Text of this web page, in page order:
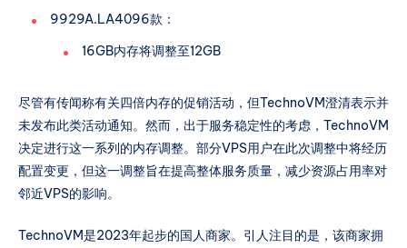
9929A.LA4096款：
16GB内存将调整至12GB
尽管有传闻称有关四倍内存的促销活动，但TechnoVM澄清表示并
未发布此类活动通知。然而，出于服务稳定性的考虑，TechnoVM
决定进行这一系列的内存调整。部分VPS用户在此次调整中将经历
配置变更，但这一调整旨在提高整体服务质量，减少资源占用率对
邻近VPS的影响。
TechnoVM是2023年起步的国人商家。引人注目的是，该商家拥